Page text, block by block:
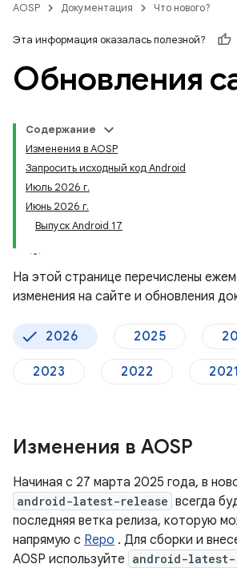
AOSP Документация Что нового?
Эта информация оказалась полезной?
Обновления
Содержание
Изменения в AOSP
Запросить исходный код Android
Июль 2026 г.
Июнь 2026 г.
Выпуск Android 17
На этой странице перечислены
изменения на сайте и обновления
2026 2025
2023 2022 2021
Изменения в AOSP
Начиная с 27 марта 2025 года, в
android-latest-release всегда
последняя ветка релиза, которую
напрямую с Repo . Для сборки и
AOSP используйте android-latest-